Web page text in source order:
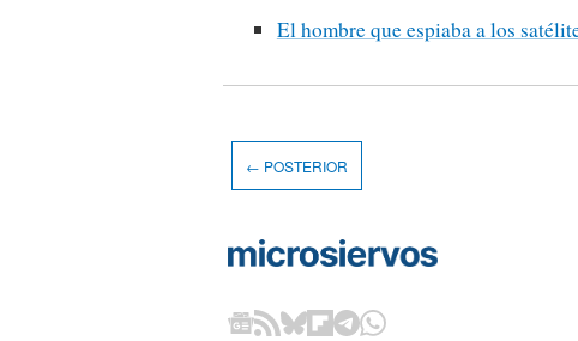
El hombre que espiaba a los
← POSTERIOR